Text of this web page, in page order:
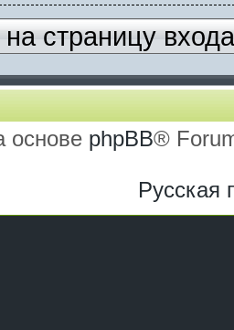
страницу входа
основе phpBB®
Русская